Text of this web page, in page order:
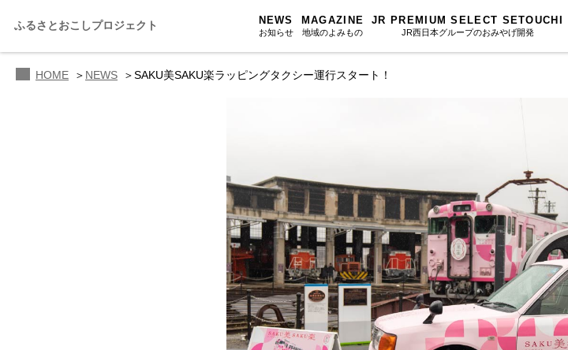
ふるさとおこしプロジェクト NEWS
お知らせ
MAGAZINE
地域のよみもの
ふるさと図鑑
人・もの・こと
あの駅この駅
おのえきTIMES
JR PREMIUM SELECT SETOUCHI
JR西日本グループのおみやげ開発
せとうちの果実 清涼飲料水
雑貨シリーズ
恋するジャージー 瀬戸田レモン
蒜山ショコラ
蒜山ショコラクッキーズ
第16回 Re：
第14回 持続と進化
第12回 挑戦
第10回 岡山・備後の果物
第8回 岡山市
HOME NEWS SAKU美SAKU楽ラッピングタクシー運行スタート！